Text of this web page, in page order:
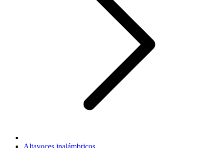
Altavoces inalámbricos